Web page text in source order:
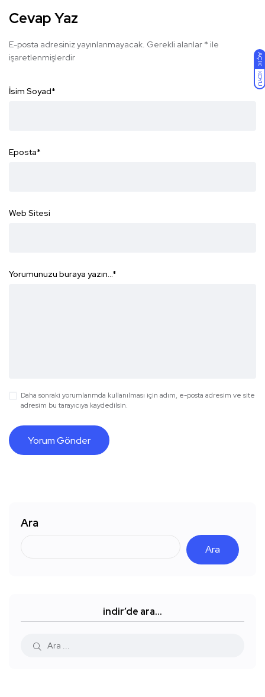
AÇIK
KOYU
Cevap Yaz
E-posta adresiniz yayınlanmayacak. Gerekli alanlar * ile
işaretlenmişlerdir
İsim Soyad*
Eposta*
Web Sitesi
Yorumunuzu buraya yazın...*
Daha sonraki yorumlarımda kullanılması için adım, e-posta adresim ve site
adresim bu tarayıcıya kaydedilsin.
Ara
Ara
indir’de ara…